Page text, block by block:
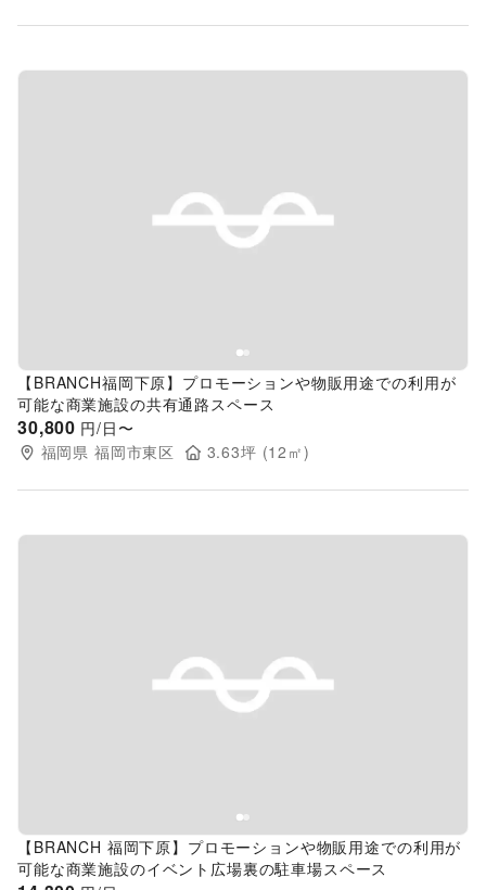
Previous slide
【BRANCH福岡下原】プロモーションや物販用途での利用が
可能な商業施設の共有通路スペース
30,800 円/日〜
福岡県 福岡市東区 3.63坪 (12 ㎡)
Previous slide
【BRANCH 福岡下原】プロモーションや物販用途での利用が
可能な商業施設のイベント広場裏の駐車場スペース